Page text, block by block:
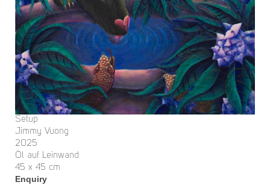
Setup
Jimmy Vuong
2025
Öl auf Leinwand
45 x 45 cm
Enquiry